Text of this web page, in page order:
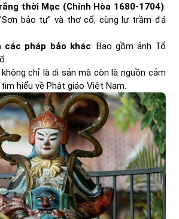
thời Mạc (Chính Hòa 1680-1704):
bảo tự" và thơ cổ, cùng lư trầm đá
các pháp bảo khác: Bao gồm ảnh Tổ
chỉ là di sản mà còn là nguồn cảm
hiểu về Phật giáo Việt Nam.